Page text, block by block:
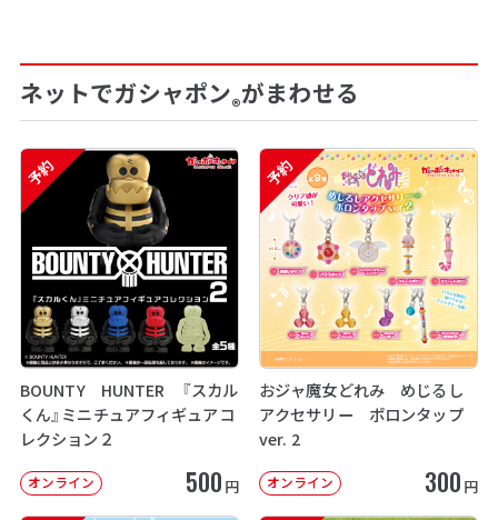
ネットでガシャポン®がまわせる
予約
BOUNTY HUNTER 『スカル
くん』ミニチュアフィギュアコ
レクション２
オンライン 500 円
予約
おジャ魔女どれみ めじるし
アクセサリー ポロンタップ
ver. 2
オンライン 300 円